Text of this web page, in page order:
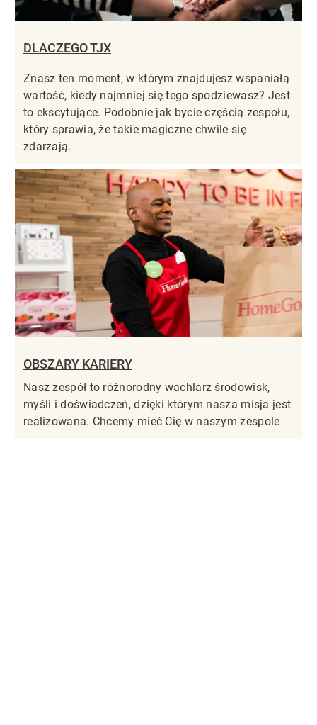
DLACZEGO TJX
Znasz ten moment, w którym znajdujesz wspaniałą
wartość, kiedy najmniej się tego spodziewasz? Jest
to ekscytujące. Podobnie jak bycie częścią zespołu,
który sprawia, że takie magiczne chwile się
zdarzają.
OBSZARY KARIERY
Nasz zespół to różnorodny wachlarz środowisk,
myśli i doświadczeń, dzięki którym nasza misja jest
realizowana. Chcemy mieć Cię w naszym zespole